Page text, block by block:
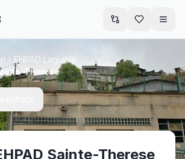
EHPAD Laguiole
Therese
Sainte-Therese